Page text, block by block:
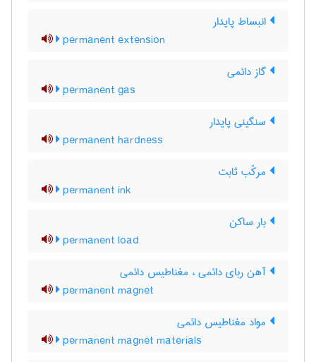
انبساط پایدار
permanent extension
گاز دائمی
permanent gas
سنگینی پایدار
permanent hardness
مرکّب ثابت
permanent ink
بار ساکن
permanent load
آهن ربای دائمی ، مغناطیس دائمی
permanent magnet
مواد مغناطیس دائمی
permanent magnet materials